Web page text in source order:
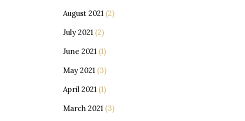
August 2021(2)
July 2021(2)
June 2021(1)
May 2021(3)
April 2021(1)
March 2021(3)